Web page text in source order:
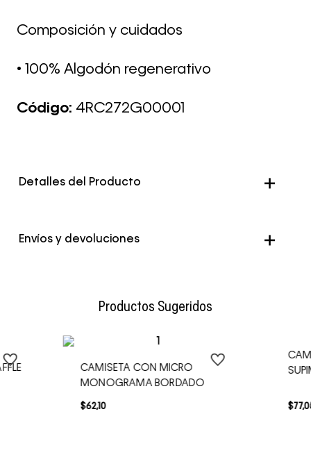
Composición y cuidados
• 100% Algodón regenerativo
Código: 4RC272G00001
Detalles del Producto
Color Negro
Envíos y devoluciones
Productos Sugeridos
CAMISETA CON MICRO
MONOGRAMA BORDADO
$62,10 $77,